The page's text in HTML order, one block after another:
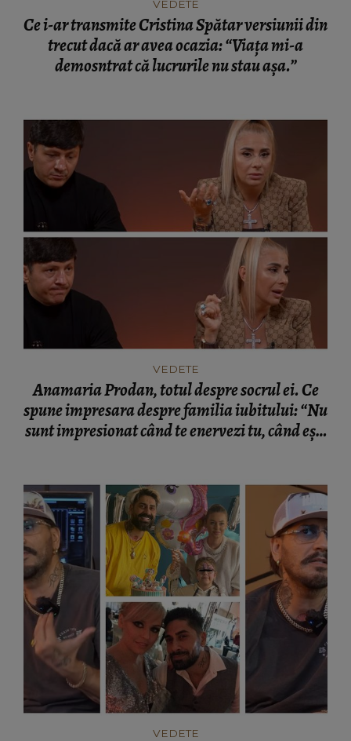
VEDETE
Ce i-ar transmite Cristina Spătar versiunii din
trecut dacă ar avea ocazia: “Viața mi-a
demosntrat că lucrurile nu stau așa.”
VEDETE
Anamaria Prodan, totul despre socrul ei. Ce
spune impresara despre familia iubitului: “Nu
sunt impresionat când te enervezi tu, când ești
VEDETE